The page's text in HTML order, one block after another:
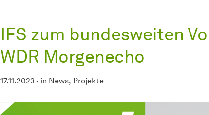
IFS zum bundesweiten
WDR Morgenecho
17.11.2023 - in News Projekte